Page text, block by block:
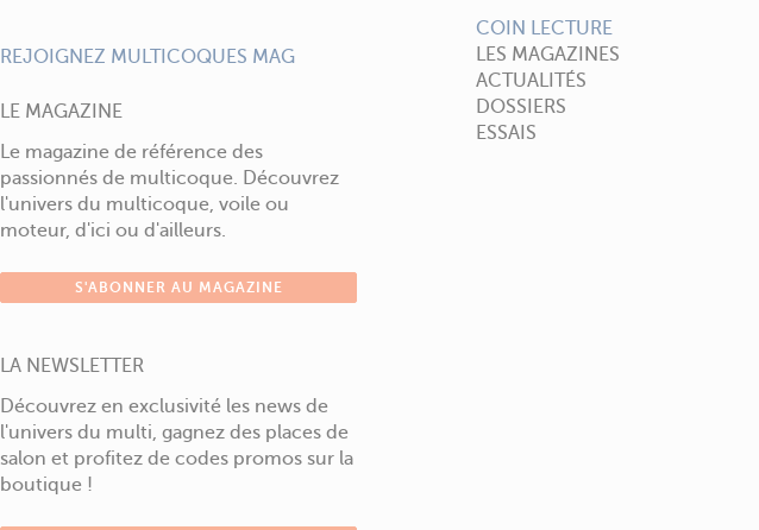
REJOIGNEZ MULTICOQUES MAG
LE MAGAZINE
Le magazine de référence des
passionnés de multicoque. Découvrez
l'univers du multicoque, voile ou
moteur, d'ici ou d'ailleurs.
S'ABONNER AU MAGAZINE
LA NEWSLETTER
Découvrez en exclusivité les news de
l'univers du multi, gagnez des places de
salon et profitez de codes promos sur la
boutique !
COIN LECTURE
LES MAGAZINES
ACTUALITÉS
DOSSIERS
ESSAIS